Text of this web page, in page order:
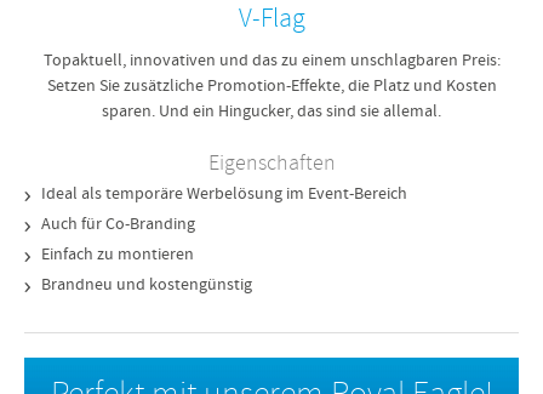
V-Flag
Topaktuell, innovativen und das zu einem unschlagbaren Preis:
Setzen Sie zusätzliche Promotion-Effekte, die Platz und Kosten
sparen. Und ein Hingucker, das sind sie allemal.
Eigenschaften
Ideal als temporäre Werbelösung im Event-Bereich
Auch für Co-Branding
Einfach zu montieren
Brandneu und kostengünstig